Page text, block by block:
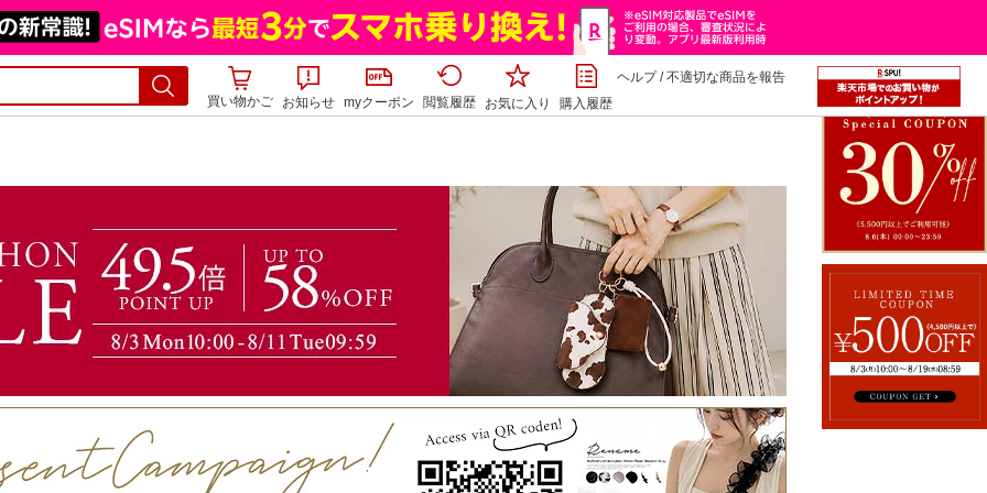
買い物かご お知らせ myクーポン 閲覧履歴 お気に入り 購入履歴
ヘルプ/不適切な商品を報告